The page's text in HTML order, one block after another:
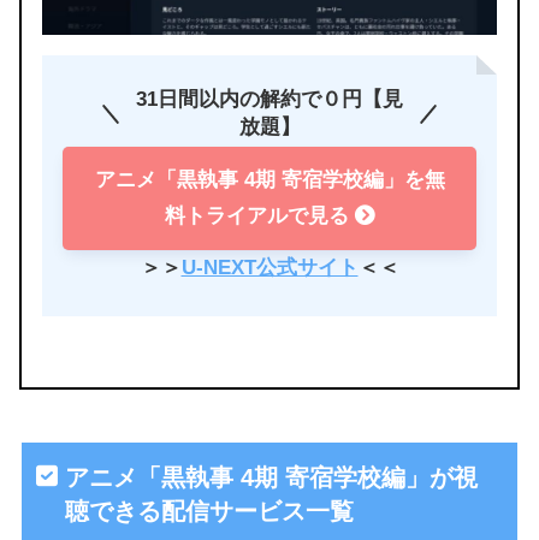
31日間以内の解約で０円【見
放題】
アニメ「黒執事 4期 寄宿学校編」を無
料トライアルで見る
＞＞ U-NEXT公式サイト ＜＜
アニメ「黒執事 4期 寄宿学校編」が視
聴できる配信サービス一覧